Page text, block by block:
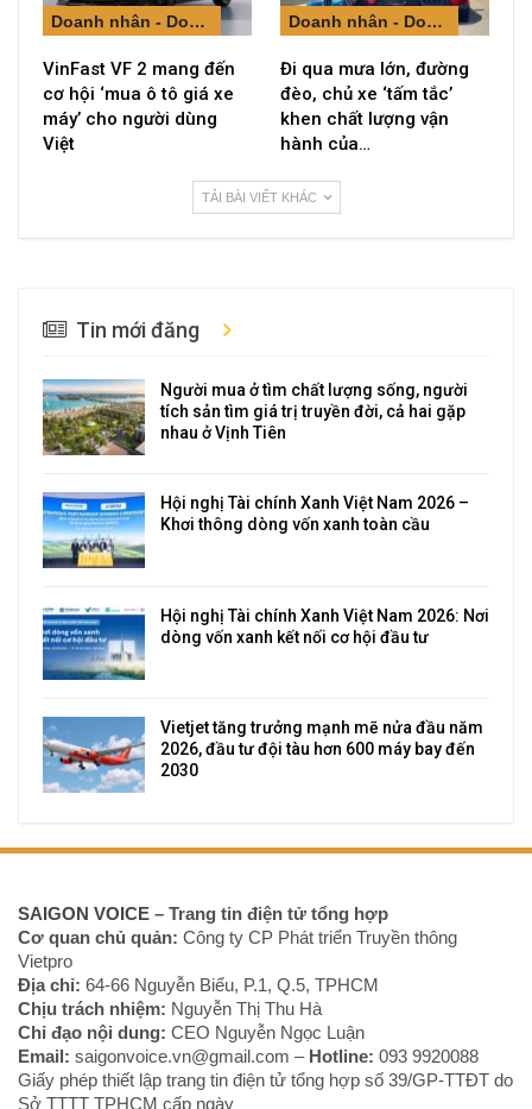
Doanh nhân - Doanh nghiệp
VinFast VF 2 mang đến
cơ hội ‘mua ô tô giá xe
máy’ cho người dùng
Việt
Doanh nhân - Doanh nghiệp
Đi qua mưa lớn, đường
đèo, chủ xe ‘tấm tắc’
khen chất lượng vận
hành của…
TẢI BÀI VIẾT KHÁC
Tin mới đăng
Người mua ở tìm chất lượng sống, người
tích sản tìm giá trị truyền đời, cả hai gặp
nhau ở Vịnh Tiên
Hội nghị Tài chính Xanh Việt Nam 2026 –
Khơi thông dòng vốn xanh toàn cầu
Hội nghị Tài chính Xanh Việt Nam 2026: Nơi
dòng vốn xanh kết nối cơ hội đầu tư
Vietjet tăng trưởng mạnh mẽ nửa đầu năm
2026, đầu tư đội tàu hơn 600 máy bay đến
2030
SAIGON VOICE – Trang tin điện tử tổng hợp
Cơ quan chủ quản: Công ty CP Phát triển Truyền thông
Vietpro
Địa chỉ: 64-66 Nguyễn Biểu, P.1, Q.5, TPHCM
Chịu trách nhiệm: Nguyễn Thị Thu Hà
Chỉ đạo nội dung: CEO Nguyễn Ngọc Luận
Email: saigonvoice.vn@gmail.com – Hotline: 093 9920088‬
Giấy phép thiết lập trang tin điện tử tổng hợp số 39/GP-TTĐT do
Sở TTTT TPHCM cấp ngày